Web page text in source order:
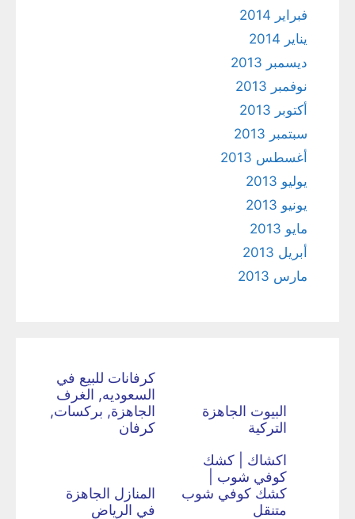
فبراير 2014
يناير 2014
ديسمبر 2013
نوفمبر 2013
أكتوبر 2013
سبتمبر 2013
أغسطس 2013
يوليو 2013
يونيو 2013
مايو 2013
أبريل 2013
مارس 2013
البيوت الجاهزة
التركية
كرفانات للبيع في
السعوديه, الغرف
الجاهزة, بركسات,
كرفان
اكشاك | كشك
كوفي شوب |
كشك كوفي شوب
متنقل
المنازل الجاهزة
في الرياض